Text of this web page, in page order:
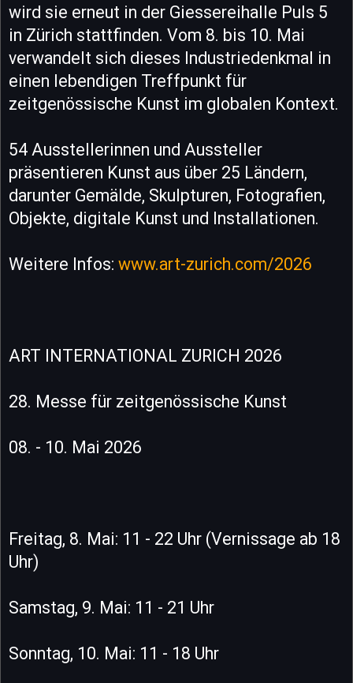
wird sie erneut in der Giessereihalle Puls 5
in Zürich stattfinden. Vom 8. bis 10. Mai
verwandelt sich dieses Industriedenkmal in
einen lebendigen Treffpunkt für
zeitgenössische Kunst im globalen Kontext.
54 Ausstellerinnen und Aussteller
präsentieren Kunst aus über 25 Ländern,
darunter Gemälde, Skulpturen, Fotografien,
Objekte, digitale Kunst und Installationen.
Weitere Infos: www.art-zurich.com/2026
ART INTERNATIONAL ZURICH 2026
28. Messe für zeitgenössische Kunst
08. - 10. Mai 2026
Freitag, 8. Mai: 11 - 22 Uhr (Vernissage ab 18
Uhr)
Samstag, 9. Mai: 11 - 21 Uhr
Sonntag, 10. Mai: 11 - 18 Uhr